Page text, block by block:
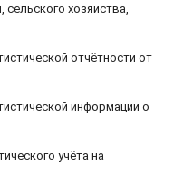
сельского хозяйства,
отчётности от
информации о
учёта на